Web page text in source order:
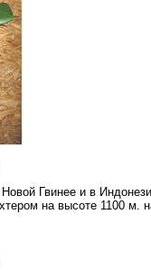
Гвинее и в
на высоте 1100 м.